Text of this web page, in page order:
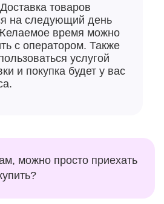
товаров
на следующий день
время можно
с оператором. Также
услугой
и покупка будет у вас
можно просто приехать